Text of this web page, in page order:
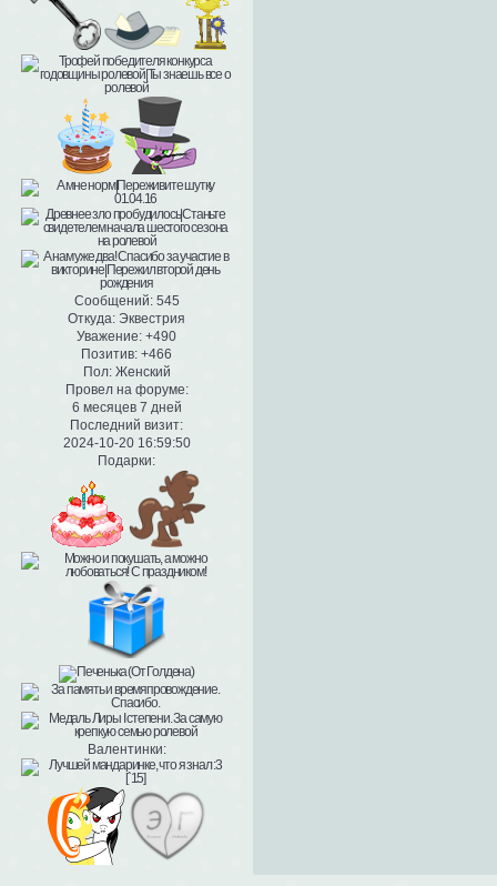
Сообщений:545
Откуда: Эквестрия
Уважение: +490
Позитив: +466
Пол:Женский
Провел на форуме:
6 месяцев 7 дней
Последний визит:
2024-10-20 16:59:50
Подарки:
Валентинки: